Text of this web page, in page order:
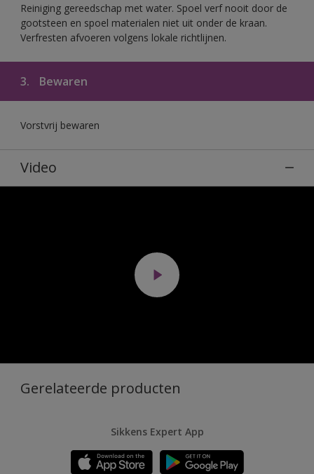
Reiniging gereedschap met water. Spoel verf nooit door de
gootsteen en spoel materialen niet uit onder de kraan.
Verfresten afvoeren volgens lokale richtlijnen.
3. Bewaren
Vorstvrij bewaren
Video
Gerelateerde producten
Sikkens Expert App